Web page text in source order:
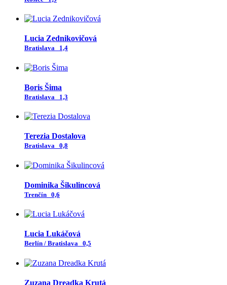
Lucia Zednikovičová
Bratislava 1,4
Boris Šima
Bratislava 1,3
Terezia Dostalova
Bratislava 0,8
Dominika Šikulincová
Trenčín 0,6
Lucia Lukáčová
Berlín / Bratislava 0,5
Zuzana Dreadka Krutá